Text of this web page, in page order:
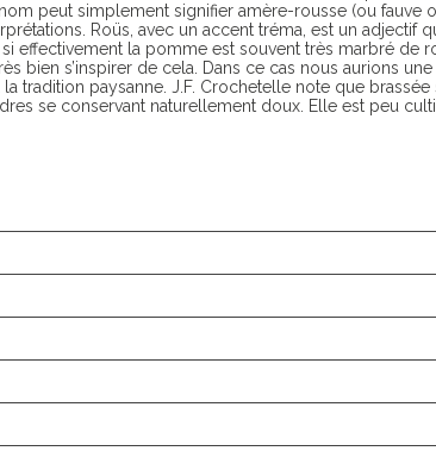
peut simplement signifier amère-rousse (ou
Roüs, avec un accent tréma, est un
effectivement la pomme est souvent très marbré de
bien s’inspirer de cela. Dans ce cas nous aurions
tradition paysanne. J.F. Crochetelle note que
se conservant naturellement doux. Elle est peu